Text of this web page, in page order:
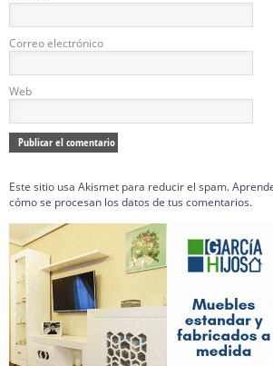
Correo electrónico
Web
Este sitio usa Akismet para reducir el spam.
cómo se procesan los datos de tus comentarios.